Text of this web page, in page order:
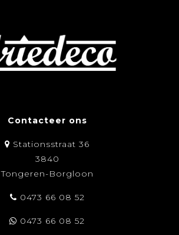
Contacteer ons
Stationsstraat 36
3840
Tongeren-Borgloon
0473 66 08 52
0473 66 08 52